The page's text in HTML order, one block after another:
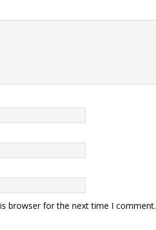
browser for the next time I comment.